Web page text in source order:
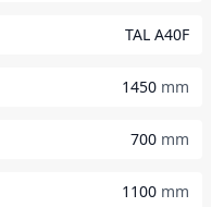
TAL A40F
1450 mm
700 mm
1100 mm